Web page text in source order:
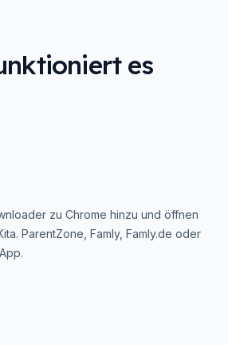
es
zu Chrome hinzu und öffnen
ParentZone, Famly, Famly.de oder